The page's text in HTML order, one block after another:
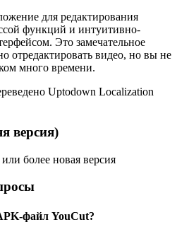
для редактирования
функций и интуитивно-
Это замечательное
отредактировать видео, но вы не
много времени.
Uptodown Localization
версия)
более новая версия
файл YouCut?